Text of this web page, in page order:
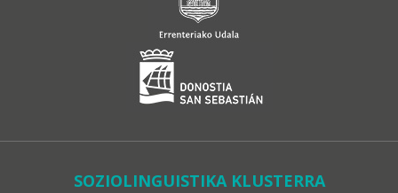
SOZIOLINGUISTIKA KLUSTERRA